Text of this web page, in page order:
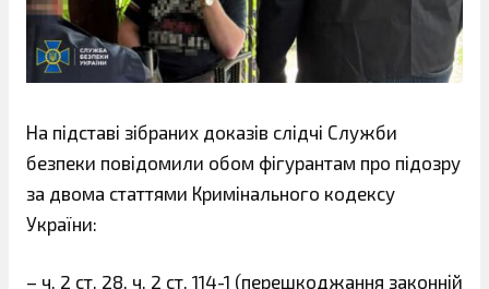
На підставі зібраних доказів слідчі Служби
безпеки повідомили обом фігурантам про підозру
за двома статтями Кримінального кодексу
України:
– ч. 2 ст. 28, ч. 2 ст. 114-1 (перешкоджання законній